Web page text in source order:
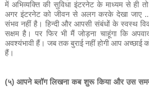
में अभिव्‍यक्ति की सुविधा इंटरनेट के माध्‍यम से ही
अगर इंटरनेट को जीवन से अलग करके देखा जाए
संभव नहीं है। हिन्‍दी और आपसी संबंधों के स्‍वस्‍थ
सक्षम है। पर फिर भी मैं जोड़ना चाहूंगा कि
अवश्‍यंभावी हैं। जब तक बुराई नहीं होगी आप
हैं।
(५) आपने ब्लॉग लिखना कब शुरू किया और उस समय